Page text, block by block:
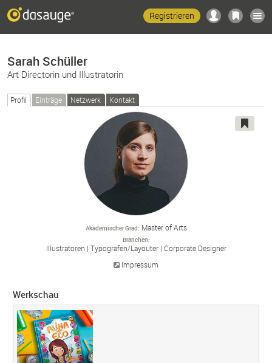
Registrieren
Sarah Schüller
Art Directorin und Illustratorin
Profil Einträge Netzwerk Kontakt
Akademischer Grad Master of Arts
Branchen
Illustratoren Typografen/Layouter Corporate Designer
Impressum
Werkschau